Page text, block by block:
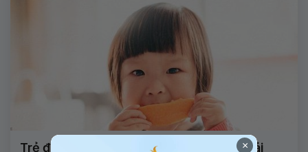
Trẻ đôi khi như nhìn thẳng mà không phải
×